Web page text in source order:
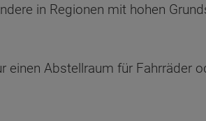
in Regionen mit hohen
Abstellraum für Fahrräder